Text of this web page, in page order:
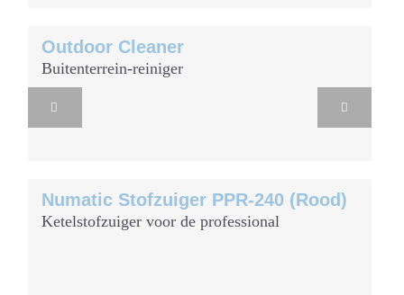
Outdoor Cleaner
Buitenterrein-reiniger
Numatic Stofzuiger PPR-240 (Rood)
Ketelstofzuiger voor de professional